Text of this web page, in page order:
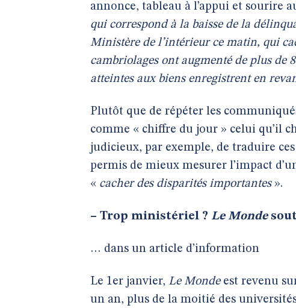
annonce, tableau à l’appui et sourire
qui correspond à la baisse de la
Ministère de l’intérieur ce matin, qui
cambriolages ont augmenté de plus de
atteintes aux biens enregistrent en
Plutôt que de répéter les
comme « chiffre du jour » celui qu’il
judicieux, par exemple, de traduire
permis de mieux mesurer l’impact
« cacher des disparités importantes».
– Trop ministériel ? Le Monde
… dans un article d’information
Le 1er janvier, Le Mondeest revenu
un an, plus de la moitié des